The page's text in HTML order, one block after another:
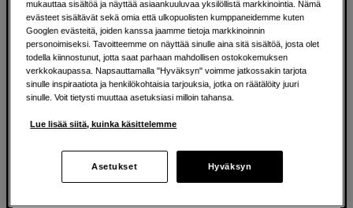
Delkin Fat Gecko Triple Mount
Helppo asentaa ajoneuvoihin tai muihin tasaisiin pintoihin
Lisäturvaa kolmella imukupilla
Kantaa jopa 5 kg:n painoisia laitteita.
132 EUR
mukauttaa sisältöä ja näyttää asiaankuuluvaa yksilöllistä markkinointia. Nämä
evästeet sisältävät sekä omia että ulkopuolisten kumppaneidemme kuten
Googlen evästeitä, joiden kanssa jaamme tietoja markkinoinnin
personoimiseksi. Tavoitteemme on näyttää sinulle aina sitä sisältöä, josta olet
todella kiinnostunut, jotta saat parhaan mahdollisen ostokokemuksen
verkkokaupassa. Napsauttamalla "Hyväksyn" voimme jatkossakin tarjota
sinulle inspiraatiota ja henkilökohtaisia tarjouksia, jotka on räätälöity juuri
sinulle. Voit tietysti muuttaa asetuksiasi milloin tahansa.
Lue lisää siitä, kuinka käsittelemme
Asetukset Hyväksyn